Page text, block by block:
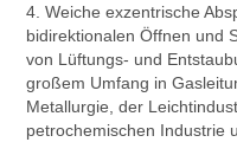
4. Weiche exzentrische
bidirektionalen Öffnen und
von Lüftungs- und
großem Umfang in
Metallurgie, der
petrochemischen Industrie